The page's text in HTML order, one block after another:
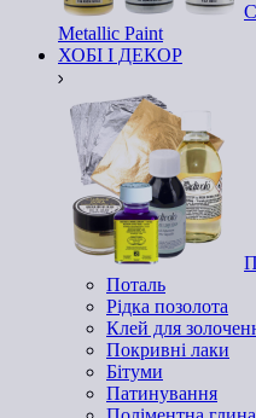
Metallic Paint
ХОБІ І ДЕКОР
Поталь
Рідка позолота
Клей для
Покривні лаки
Бітуми
Патинування